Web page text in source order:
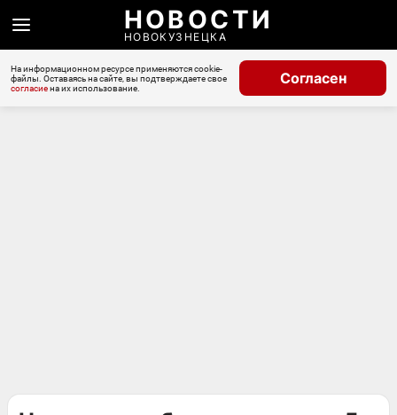
НОВОСТИ
НОВОКУЗНЕЦКА
На информационном ресурсе применяются cookie-
файлы. Оставаясь на сайте, вы подтверждаете свое
согласиена их использование.
Согласен